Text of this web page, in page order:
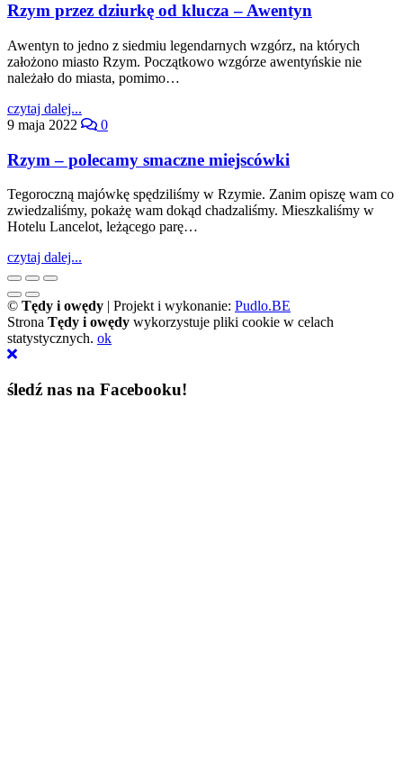
Rzym przez dziurkę od klucza – Awentyn
Awentyn to jedno z siedmiu legendarnych wzgórz, na których
założono miasto Rzym. Początkowo wzgórze awentyńskie nie
należało do miasta, pomimo…
czytaj dalej...
9 maja 2022
0
Rzym – polecamy smaczne miejscówki
Tegoroczną majówkę spędziliśmy w Rzymie. Zanim opiszę wam co
zwiedzaliśmy, pokażę wam dokąd chadzaliśmy. Mieszkaliśmy w
Hotelu Lancelot, leżącego parę…
czytaj dalej...
© Tędy i owędy | Projekt i wykonanie: Pudlo.BE
Strona Tędy i owędy wykorzystuje pliki cookie w celach
statystycznych. ok
śledź nas na Facebooku!